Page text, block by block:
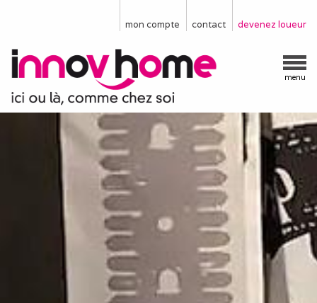
devenez loueur
contact
mon compte
menu